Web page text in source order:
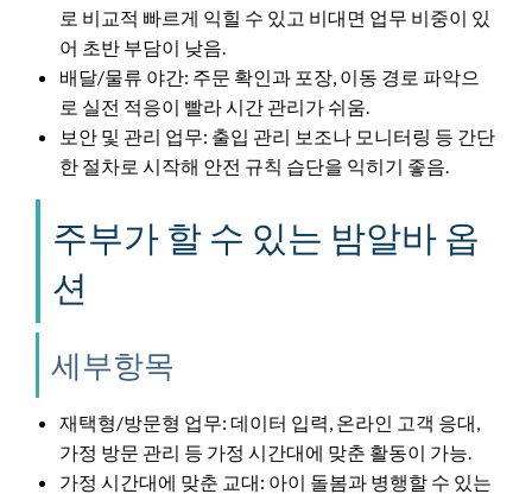
로 비교적 빠르게 익힐 수 있고 비대면 업무 비중이 있
어 초반 부담이 낮음.
배달/물류 야간: 주문 확인과 포장, 이동 경로 파악으
로 실전 적응이 빨라 시간 관리가 쉬움.
보안 및 관리 업무: 출입 관리 보조나 모니터링 등 간단
한 절차로 시작해 안전 규칙 습단을 익히기 좋음.
주부가 할 수 있는 밤알바 옵
션
세부항목
재택형/방문형 업무: 데이터 입력, 온라인 고객 응대,
가정 방문 관리 등 가정 시간대에 맞춘 활동이 가능.
가정 시간대에 맞춘 교대: 아이 돌봄과 병행할 수 있는